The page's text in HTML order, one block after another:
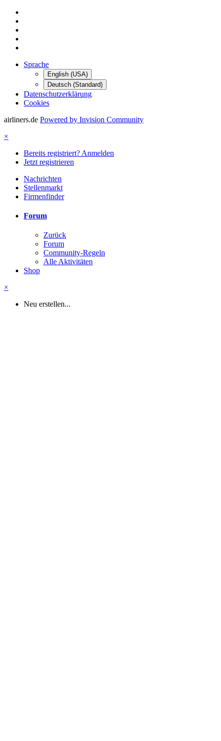
Sprache
English (USA)
Deutsch (Standard)
Datenschutzerklärung
Cookies
airliners.de Powered by Invision Community
×
Bereits registriert? Anmelden
Jetzt registrieren
Nachrichten
Stellenmarkt
Firmenfinder
Forum
Zurück
Forum
Community-Regeln
Alle Aktivitäten
Shop
×
Neu erstellen...